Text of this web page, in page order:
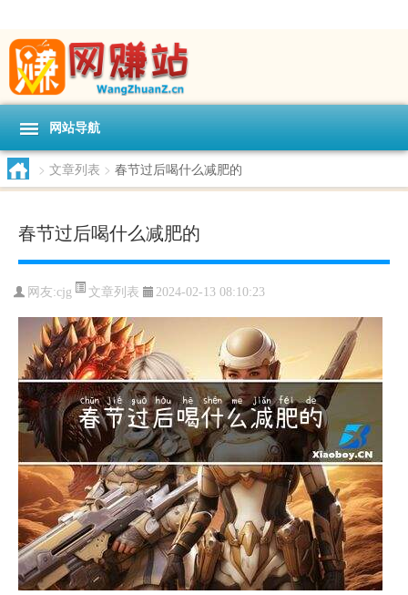
网站导航
> 文章列表 > 春节过后喝什么减肥的
春节过后喝什么减肥的
网友:cjg 文章列表 2024-02-13 08:10:23